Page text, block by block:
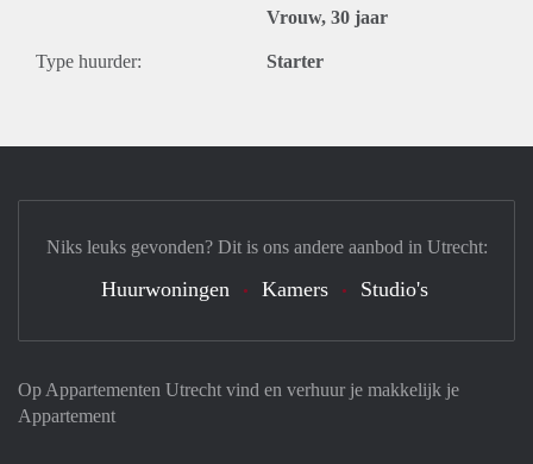
Vrouw, 30 jaar
Type huurder: Starter
Op Appartementen Utrecht vind en verhuur je makkelijk je
Appartement
Niks leuks gevonden? Dit is ons andere aanbod in Utrecht:
Huurwoningen Kamers Studio's